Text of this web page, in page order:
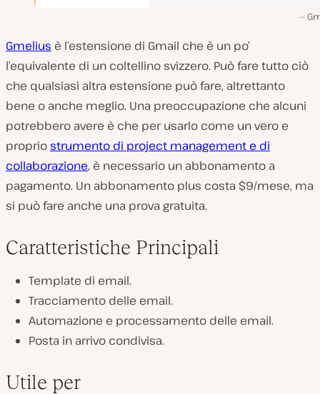
Gmelius è l’estensione di Gmail che è un po’
l’equivalente di un coltellino svizzero. Può fare tutto ciò
che qualsiasi altra estensione può fare, altrettanto
bene o anche meglio. Una preoccupazione che alcuni
potrebbero avere è che per usarlo come un vero e
propriostrumento di project management e di
collaborazione, è necessario un abbonamento a
pagamento. Un abbonamento plus costa $9/mese, ma
si può fare anche una prova gratuita.
Caratteristiche Principali
Template di email.
Tracciamento delle email.
Automazione e processamento delle email.
Posta in arrivo condivisa.
Utile per